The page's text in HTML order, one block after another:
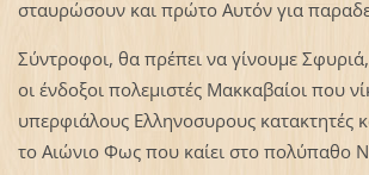
σταυρώσουν και πρώτο Αυτόν για
Σύντροφοι, θα πρέπει να γίνουμε
οι ένδοξοι πολεμιστές Μακκαβαίοι που
υπερφιάλους Ελληνοσυρους κατακτητές
το Αιώνιο Φως που καίει στο πολύπαθο